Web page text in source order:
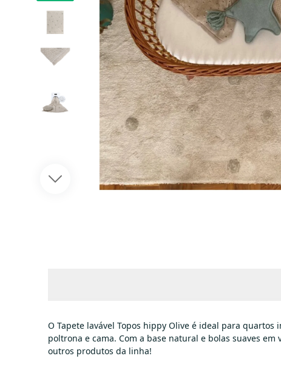
O Tapete lavável Topos hippy Olive é ideal para
poltrona e cama. Com a base natural e bolas suaves
outros produtos da linha!